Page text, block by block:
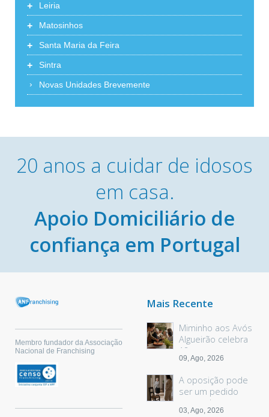
+ Leiria
+ Matosinhos
+ Santa Maria da Feira
+ Sintra
Novas Unidades Brevemente
20 anos a cuidar de idosos
em casa.
Apoio Domiciliário de
confiança em Portugal
Membro fundador da Associação
Nacional de Franchising
Mais Recente
Miminho aos Avós
Algueirão celebra
18 anos
09, Ago, 2026
A oposição pode
ser um pedido
sem palavras
03, Ago, 2026